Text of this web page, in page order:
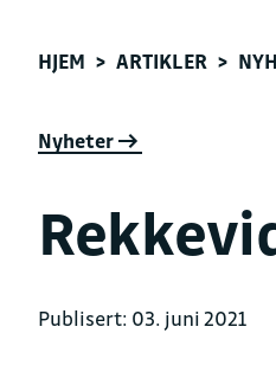
HJEM > ARTIKLER >
Nyheter
Publisert: 03. juni 2021